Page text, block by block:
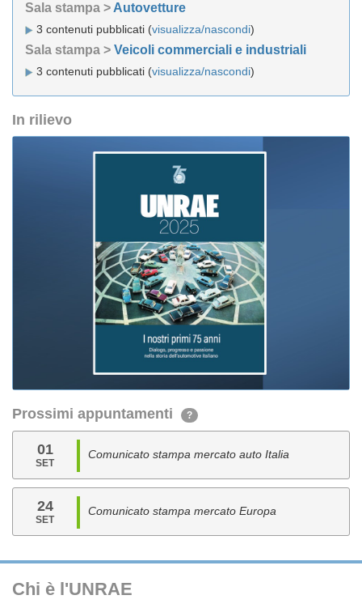
Sala stampa > Autovetture
3 contenuti pubblicati (visualizza/nascondi)
Sala stampa > Veicoli commerciali e industriali
3 contenuti pubblicati (visualizza/nascondi)
In rilievo
Prossimi appuntamenti ?
01
SET
Comunicato stampa mercato auto Italia
24
SET
Comunicato stampa mercato Europa
Chi è l'UNRAE